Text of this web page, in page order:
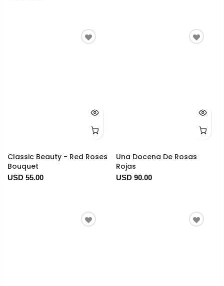
Classic Beauty - Red Roses
Bouquet
USD 55.00
Una Docena De Rosas
Rojas
USD 90.00